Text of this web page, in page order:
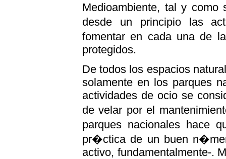
Medioambiente, tal y
desde un principio las
fomentar en cada una de
protegidos.
De todos los espacios
solamente en los parques
actividades de ocio se
de velar por el
parques nacionales hace
pr�ctica de un buen
activo, fundamentalmente-.